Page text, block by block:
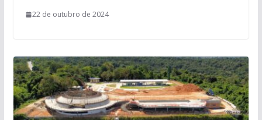
22 de outubro de 2024